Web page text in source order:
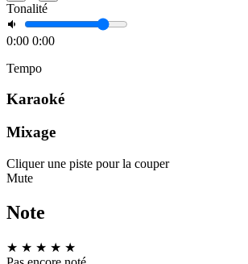
Tonalité
0:00 0:00
Tempo
Karaoké
Mixage
Cliquer une piste pour la couper
Mute
Note
★ ★ ★ ★ ★